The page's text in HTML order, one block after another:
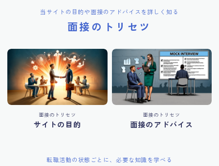
当サイトの目的や面接のアドバイスを詳しく知る
面接のトリセツ
面接のトリセツ
サイトの目的
面接のトリセツ
面接のアドバイス
転職活動の状態ごとに、必要な知識を学べる